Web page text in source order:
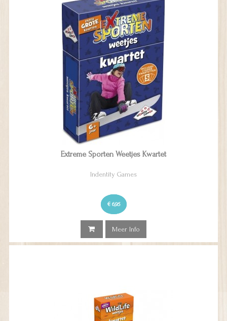
Extreme Sporten Weetjes Kwartet
Indentity Games
€ 6,95
Meer Info